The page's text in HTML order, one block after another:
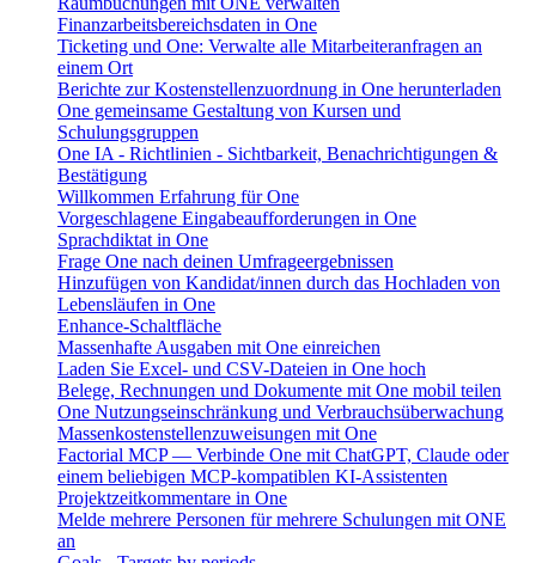
Finanzarbeitsbereichsdaten in One
Ticketing und One: Verwalte alle Mitarbeiteranfragen an
einem Ort
Berichte zur Kostenstellenzuordnung in One herunterladen
One gemeinsame Gestaltung von Kursen und
Schulungsgruppen
One IA - Richtlinien - Sichtbarkeit, Benachrichtigungen &
Bestätigung
Willkommen Erfahrung für One
Vorgeschlagene Eingabeaufforderungen in One
Sprachdiktat in One
Frage One nach deinen Umfrageergebnissen
Hinzufügen von Kandidat/innen durch das Hochladen von
Lebensläufen in One
Enhance-Schaltfläche
Massenhafte Ausgaben mit One einreichen
Laden Sie Excel- und CSV-Dateien in One hoch
Belege, Rechnungen und Dokumente mit One mobil teilen
One Nutzungseinschränkung und Verbrauchsüberwachung
Massenkostenstellenzuweisungen mit One
Factorial MCP — Verbinde One mit ChatGPT, Claude oder
einem beliebigen MCP-kompatiblen KI-Assistenten
Projektzeitkommentare in One
Melde mehrere Personen für mehrere Schulungen mit ONE
an